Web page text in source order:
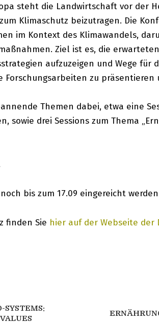
steht die Landwirtschaft vor der
Klimaschutz beizutragen. Die
im Kontext des Klimawandels,
Ziel ist es, die
aufzuzeigen und Wege für
Forschungsarbeiten zu
Themen dabei, etwa eine
sowie drei Sessions zum Thema
bis zum 17.09 eingereicht
finden Sie hier auf der Webseite der
SYSTEMS: